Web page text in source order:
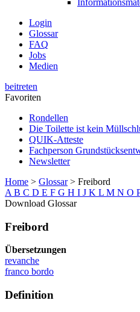
Login
Glossar
FAQ
Jobs
Medien
beitreten
Favoriten
Rondellen
Die Toilette ist kein
QUIK-Atteste
Fachperson
Newsletter
Home > Glossar > Freibord
A B C D E F G H I J K L M N O
Download Glossar
Freibord
Übersetzungen
revanche
franco bordo
Definition